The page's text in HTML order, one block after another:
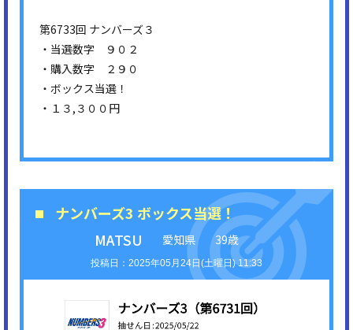
第6733回 ナンバーズ３
・当選数字 ９０２
・購入数字 ２９０
・ボックス当選！
・１３,３００円
ナンバーズ3 ボックス当選！
MATSU
愛知県 39歳
2025年05月24日(土曜日) 11:33